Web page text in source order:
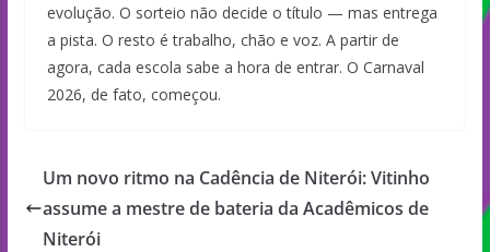
evolução. O sorteio não decide o título — mas entrega
a pista. O resto é trabalho, chão e voz. A partir de
agora, cada escola sabe a hora de entrar. O Carnaval
2026, de fato, começou.
Um novo ritmo na Cadência de Niterói: Vitinho
assume a mestre de bateria da Acadêmicos de
Niterói